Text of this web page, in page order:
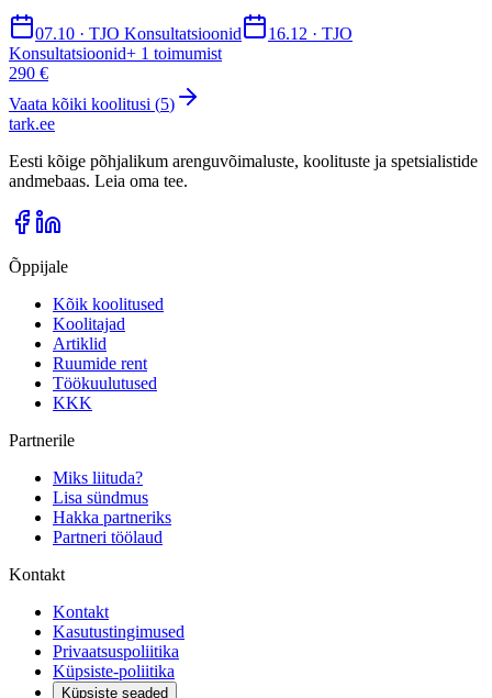
07.10 · TJO Konsultatsioonid
16.12 · TJO
Konsultatsioonid+ 1 toimumist
290 €
Vaata kõiki koolitusi (5)
tark.ee
Eesti kõige põhjalikum arenguvõimaluste, koolituste ja spetsialistide
andmebaas. Leia oma tee.
Õppijale
Kõik koolitused
Koolitajad
Artiklid
Ruumide rent
Töökuulutused
KKK
Partnerile
Miks liituda?
Lisa sündmus
Hakka partneriks
Partneri töölaud
Kontakt
Kontakt
Kasutustingimused
Privaatsuspoliitika
Küpsiste-poliitika
Küpsiste seaded